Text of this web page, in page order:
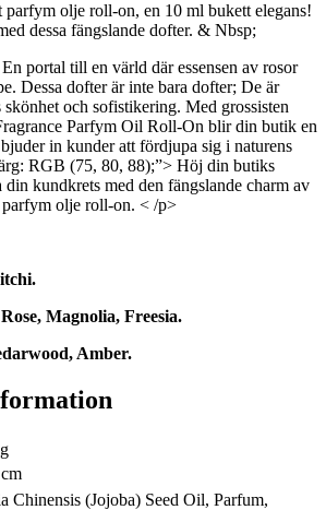
olje roll-on, en 10 ml bukett elegans!
dessa fängslande dofter. & Nbsp;
portal till en värld där essensen av rosor
Dessa dofter är inte bara dofter; De är
och sofistikering. Med grossisten
Parfym Oil Roll-On blir din butik en
in kunder att fördjupa sig i naturens
RGB (75, 80, 88);”> Höj din butiks
kundkrets med den fängslande charm av
olje roll-on. < /p>
Magnolia, Freesia.
Amber.
Chinensis (Jojoba) Seed Oil, Parfum,